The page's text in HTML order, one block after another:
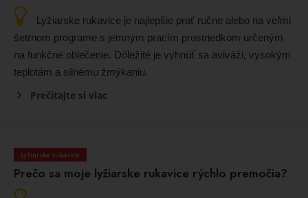
Lyžiarske rukavice je najlepšie prať ručne alebo na veľmi
šetrnom programe s jemným pracím prostriedkom určeným
na funkčné oblečenie. Dôležité je vyhnúť sa aviváži, vysokým
teplotám a silnému žmýkaniu.
Prečítajte si viac
Lyžiarske rukavice
Prečo sa moje lyžiarske rukavice rýchlo premočia?